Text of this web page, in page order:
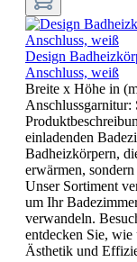
Design
Anschluss, weiß
Breite x Höhe in
Anschlussgarnitur:
einladenden
Badheizkörpern,
erwärmen,
Unser Sortiment
um Ihr
verwandeln.
entdecken Sie,
Ästhetik und